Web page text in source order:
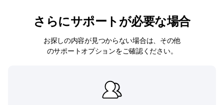
さらにサポートが必要な場合
お探しの内容が見つからない場合は、その他
のサポートオプションをご確認ください。